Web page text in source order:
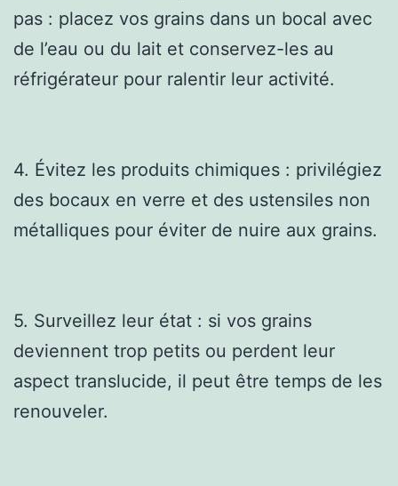
pas : placez vos grains dans un bocal avec
de l’eau ou du lait et conservez-les au
réfrigérateur pour ralentir leur activité.
4. Évitez les produits chimiques : privilégiez
des bocaux en verre et des ustensiles non
métalliques pour éviter de nuire aux grains.
5. Surveillez leur état : si vos grains
deviennent trop petits ou perdent leur
aspect translucide, il peut être temps de les
renouveler.